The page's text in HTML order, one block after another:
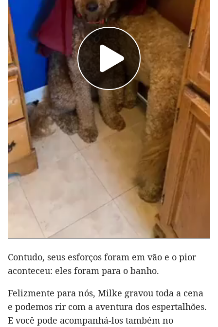
Contudo, seus esforços foram em vão e o pior
aconteceu: eles foram para o banho.
Felizmente para nós, Milke gravou toda a cena
e podemos rir com a aventura dos espertalhões.
E você pode acompanhá-los também no